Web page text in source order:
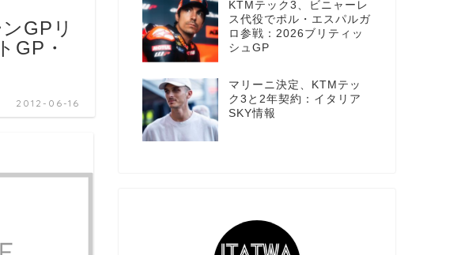
GPリ
GP・
2012-06-16
KTMテック3、ビニャーレ
ス代役でポル・エスパルガ
ロ参戦：2026ブリティッ
シュGP
マリーニ決定、KTMテッ
ク3と2年契約：イタリア
SKY情報